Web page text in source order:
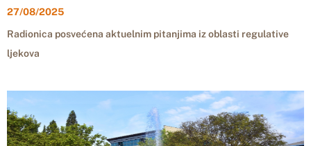
27/08/2025
Radionica posvećena aktuelnim pitanjima iz oblasti regulative
ljekova